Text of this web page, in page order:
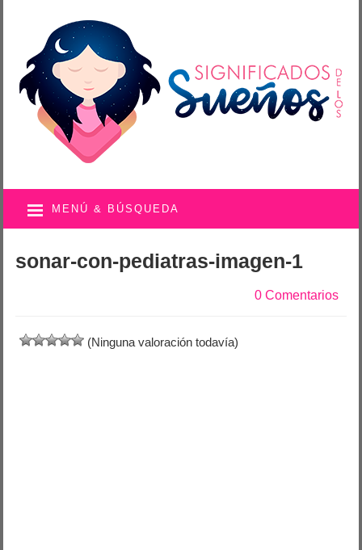
MENÚ & BÚSQUEDA
sonar-con-pediatras-imagen-1
0 Comentarios
(Ninguna valoración todavía)